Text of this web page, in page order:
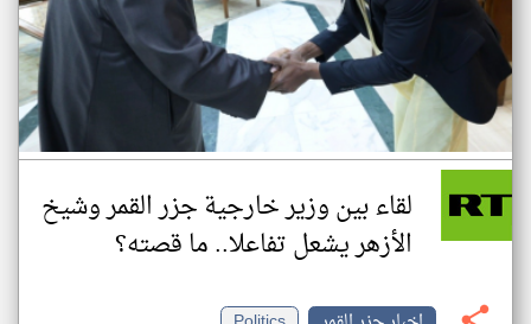
لقاء بين وزير خارجية جزر القمر وشيخ
الأزهر يشعل تفاعلا.. ما قصته؟